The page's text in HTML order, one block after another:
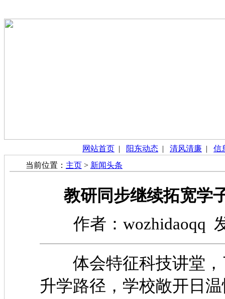
网站首页 | 阳东动态 | 清风清廉 | 信
当前位置： 主页 > 新闻头条
教研同步继续拓宽学
作者：wozhidaoqq
体会特征科技讲堂，
升学路径，学校敞开日